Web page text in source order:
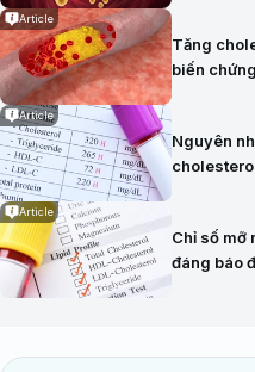
Article
Tăng
biến
Article
Nguyên
Article
Chỉ số mỡ
đáng báo